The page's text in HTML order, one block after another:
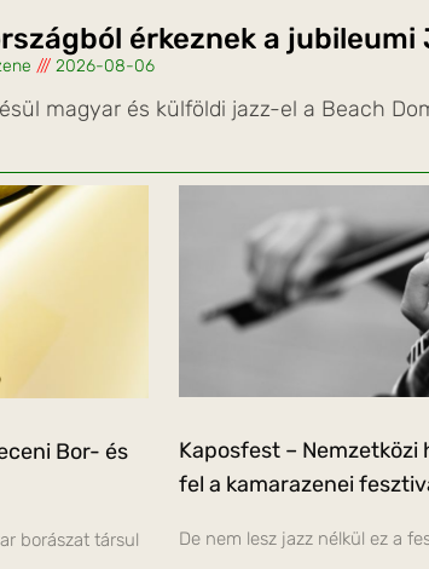
érkeznek a
2026-08-06
magyar és külföldi jazz-el a Beach
Bor- és
borászat társul
Kaposfest –
fel a kamarazenei
De nem lesz jazz nélkül ez a